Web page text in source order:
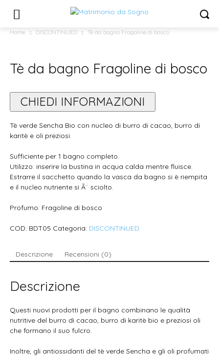
Home DISCONTINUED Tè da bagno Fragoline di bosco
Tè da bagno Fragoline di bosco
CHIEDI INFORMAZIONI
Tè verde Sencha Bio con nucleo di burro di cacao, burro di
karitè e oli preziosi.
Sufficiente per 1 bagno completo.
Utilizzo: inserire la bustina in acqua calda mentre fluisce.
Estrarre il sacchetto quando la vasca da bagno si è riempita
e il nucleo nutriente si Ã¨ sciolto.
Profumo: Fragoline di bosco
COD: BDT05 Categoria: DISCONTINUED
Descrizione Recensioni (0)
Descrizione
Questi nuovi prodotti per il bagno combinano le qualità
nutritive del burro di cacao, burro di karitè bio e preziosi oli
che formano il suo fulcro.
Inoltre, gli antiossidanti del tè verde Sencha e gli oli profumati